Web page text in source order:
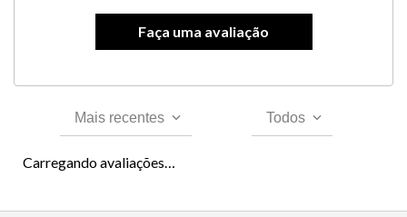
Mais recentes Todos
Carregando avaliações…